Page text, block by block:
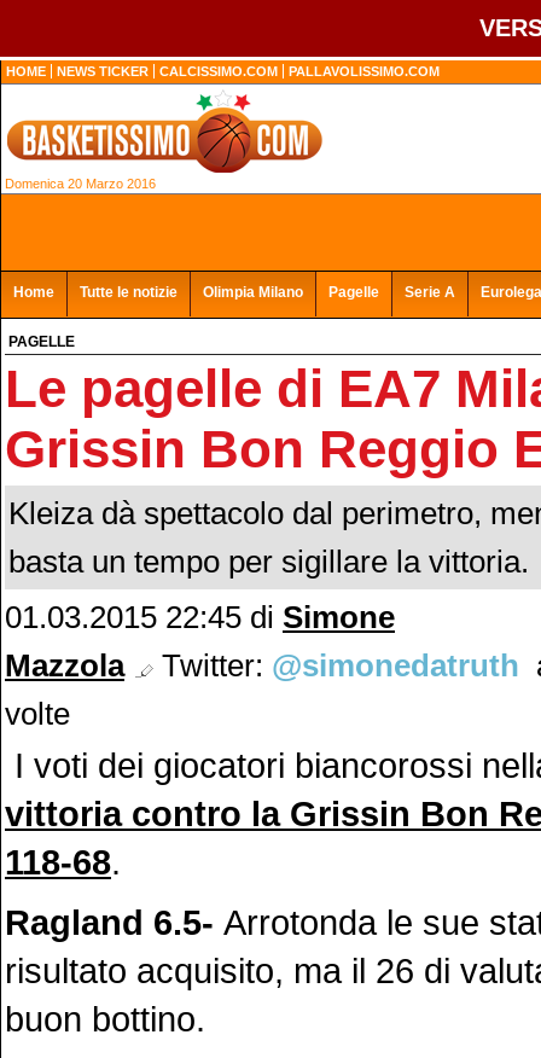
HOME NEWS TICKER CALCISSIMO.COM PALLAVOLISSIMO.COM
Domenica 20 Marzo 2016
Home Tutte le notizie Olimpia Milano Pagelle Serie A Eurolega
PAGELLE
Le pagelle di EA7
Grissin Bon Reggio
Kleiza dà spettacolo dal perimetro,
basta un tempo per sigillare la vittoria.
01.03.2015 22:45 di Simone
Mazzola
Twitter: @simonedatruth
volte
I voti dei giocatori biancorossi
vittoria contro la Grissin Bon
118-68.
Ragland 6.5- Arrotonda le sue
risultato acquisito, ma il 26 di
buon bottino.